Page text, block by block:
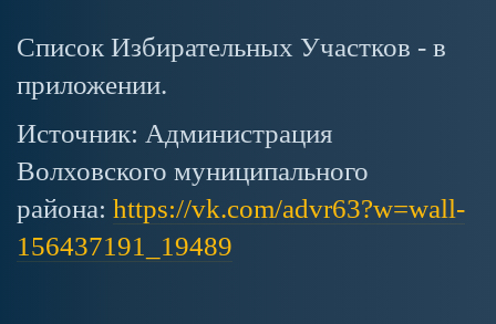
Список Избирательных Участков - в
приложении.
Источник: Администрация
Волховского муниципального
района: https://vk.com/advr63?w=wall-
156437191_19489